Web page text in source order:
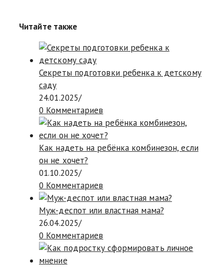
Читайте также
Секреты подготовки ребенка к детскому
саду
24.01.2025/
0 Комментариев
Как надеть на ребёнка комбинезон, если
он не хочет?
01.10.2025/
0 Комментариев
Муж-деспот или властная мама?
26.04.2025/
0 Комментариев